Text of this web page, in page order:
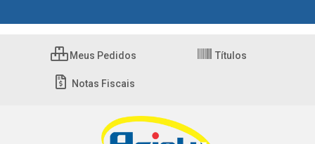
Meus Pedidos Títulos
Notas Fiscais